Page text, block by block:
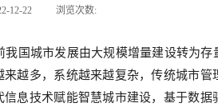
12-22 浏览次数:
我国城市发展由大规模增量建设转为
来越多，系统越来越复杂，传统城市
信息技术赋能智慧城市建设，基于数